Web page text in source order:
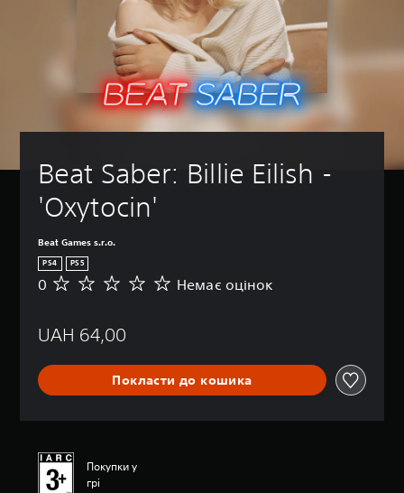
Beat Saber: Billie Eilish -
'Oxytocin'
Beat Games s.r.o.
PS4 PS5
Н
а
о
ц
0 Немає оцінок
UAH 64,00
Покласти до кошика
Покупки у
грі